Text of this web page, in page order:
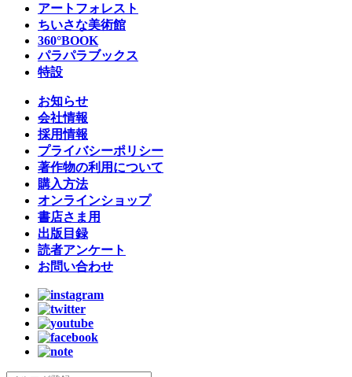
アートフォレスト
ちいさな美術館
360°BOOK
パラパラブックス
特設
お知らせ
会社情報
採用情報
プライバシーポリシー
著作物の利用について
購入方法
オンラインショップ
書店さま用
出版目録
読者アンケート
お問い合わせ